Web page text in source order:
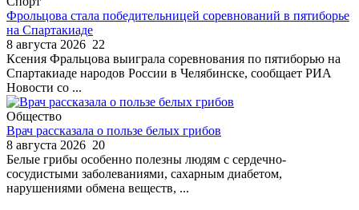
Фрольцова стала победительницей соревнований в пятиборье
на Спартакиаде
8 августа 2026 22
Ксения Фральцова выиграла соревнования по пятиборью на
Спартакиаде народов России в Челябинске, сообщает РИА
Новости со ...
Общество
Врач рассказала о пользе белых грибов
8 августа 2026 20
Белые грибы особенно полезны людям с сердечно-
сосудистыми заболеваниями, сахарным диабетом,
нарушениями обмена веществ, ...